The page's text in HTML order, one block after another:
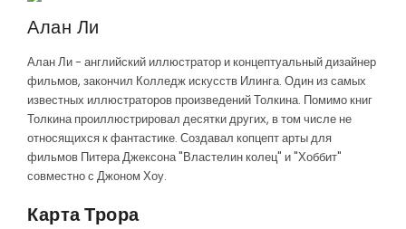
Алан Ли
Алан Ли - английский иллюстратор и концептуальный дизайнер
фильмов, закончил Колледж искусств Илинга. Один из самых
известных иллюстраторов произведений Толкина. Помимо книг
Толкина проиллюстрировал десятки других, в том числе не
относящихся к фантастике. Создавал копцепт арты для
фильмов Питера Джексона "Властелин колец" и "Хоббит"
совместно с Джоном Хоу.
Карта Трора